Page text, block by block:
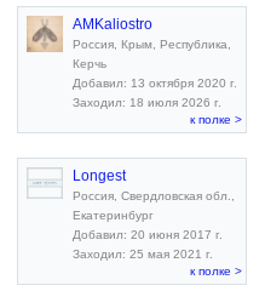
AMKaliostro
Россия, Крым, Республика,
Керчь
Добавил: 13 октября 2020 г.
Заходил: 18 июля 2026 г.
к полке >
Longest
Россия, Свердловская обл.,
Екатеринбург
Добавил: 20 июня 2017 г.
Заходил: 25 мая 2021 г.
к полке >